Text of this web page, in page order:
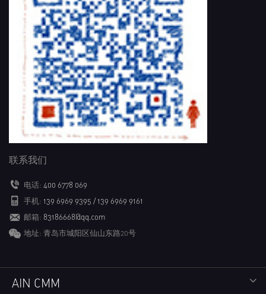
联系我们
电话: 400 6778 069
手机: 139 6969 9395 / 139 6969 9161
邮箱: 83186668@qq.com
地址: 青岛市城阳区仙山东路20号
AIN CMM